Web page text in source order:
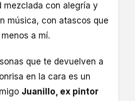
mezclada con alegría y
música, con atascos que
a mí.
que te devuelven a
en la cara es un
Juanillo, ex pintor